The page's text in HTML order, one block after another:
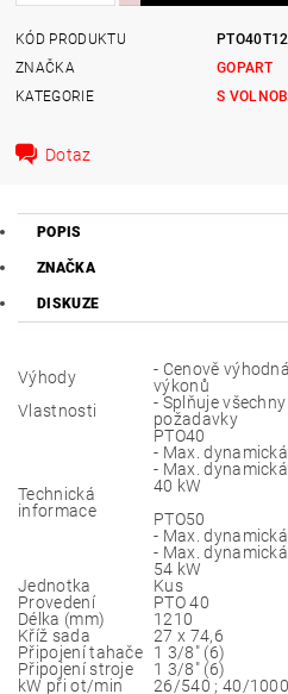
KÓD PRODUKTU
ZNAČKA
GOPART
KATEGORIE
S
Dotaz
POPIS
ZNAČKA
DISKUZE
Výhody
- Cenově
výkonů
Vlastnosti
- Splňuje
požadavky
Technická
informace
PTO40
- Max.
- Max.
40 kW
PTO50
- Max.
- Max.
54 kW
Jednotka
Kus
Provedení
PTO 40
Délka (mm)
1210
Kříž sada
27 x 74,6
Připojení tahače
1 3/8" (6)
Připojení stroje
1 3/8" (6)
kW při ot/min
26/540 ; 40/1000